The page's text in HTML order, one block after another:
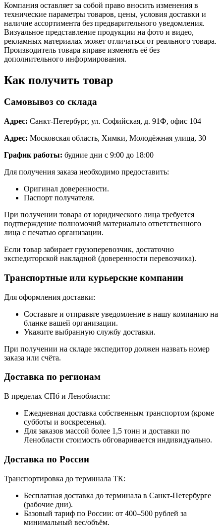
Компания оставляет за собой право вносить изменения в
технические параметры товаров, цены, условия доставки и
наличие ассортимента без предварительного уведомления.
Визуальное представление продукции на фото и видео,
рекламных материалах может отличаться от реального товара.
Производитель товара вправе изменять её без
дополнительного информирования.
Как получить товар
Самовывоз со склада
Адрес: Санкт-Петербург, ул. Софийская, д. 91Ф, офис 104
Адрес: Московская область, Химки, Молодёжная улица, 30
График работы: будние дни с 9:00 до 18:00
Для получения заказа необходимо предоставить:
Оригинал доверенности.
Паспорт получателя.
При получении товара от юридического лица требуется
подтверждение полномочий материально ответственного
лица с печатью организации.
Если товар забирает грузоперевозчик, достаточно
экспедиторской накладной (доверенности перевозчика).
Транспортные или курьерские компании
Для оформления доставки:
Составьте и отправьте уведомление в нашу компанию на
бланке вашей организации.
Укажите выбранную службу доставки.
При получении на складе экспедитор должен назвать номер
заказа или счёта.
Доставка по регионам
В пределах СПб и Ленобласти:
Ежедневная доставка собственным транспортом (кроме
субботы и воскресенья).
Для заказов массой более 1,5 тонн и доставки по
Ленобласти стоимость обговаривается индивидуально.
Доставка по России
Транспортировка до терминала ТК:
Бесплатная доставка до терминала в Санкт-Петербурге
(рабочие дни).
Базовый тариф по России: от 400–500 рублей за
минимальный вес/объём.